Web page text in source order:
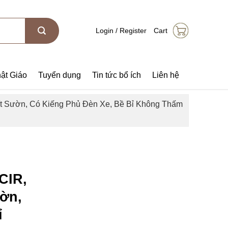
Login / Register Cart
Giáo Tuyển dụng Tin tức bổ ích Liên hệ
Có Kiếng Phủ Đèn Xe, Bề Bỉ Không Thấm